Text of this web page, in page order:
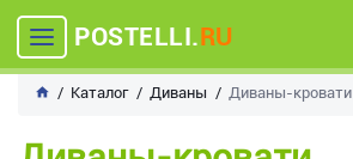
POSTELLI.RU
Каталог Диваны Диваны-кровати